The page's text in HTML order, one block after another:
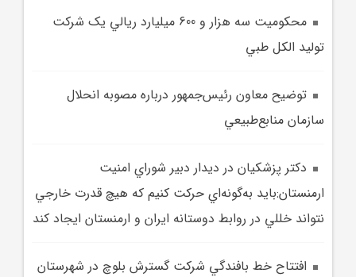
محکوميت سه هزار و 600 ميليارد ريالي يک شرکت
توليد الکل طبي
توضيح معاون رئيس‌جمهور درباره مصوبه انحلال
سازمان منابع‌طبيعي
دکتر پزشکيان در ديدار دبير شوراي امنيت
ارمنستان:بايد به‌گونه‌اي حرکت کنيم که هيچ قدرت خارجي
نتواند خللي در روابط دوستانه ايران و ارمنستان ايجاد کند
افتتاح خط بافندگي شرکت گسترش بلوچ در شهرستان